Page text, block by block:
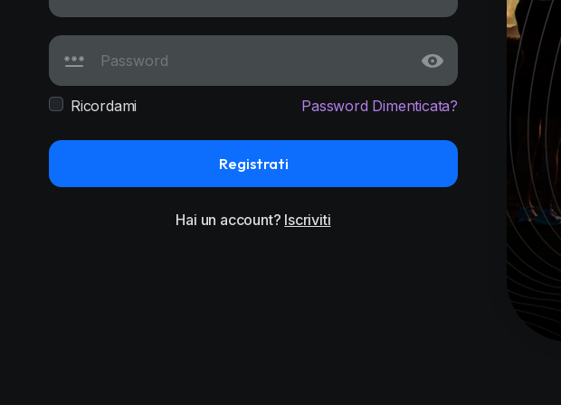
Ricordami Password Dimenticata?
Registrati
Hai un account? Iscriviti